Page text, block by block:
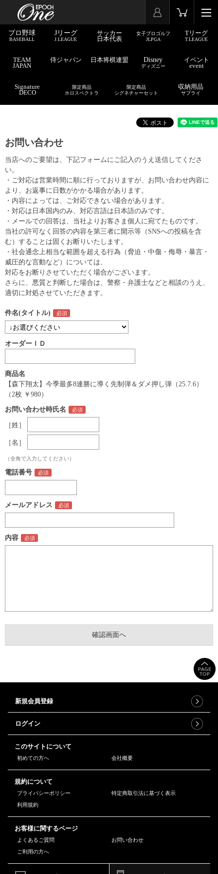
プロ野球
BASEBALL
Jリーグ
J.LEAGUE
サッカー
日本代表
女子プロゴルフ
JLPGA
Tリーグ
T.LEAGUE
TEAM
JAPAN
侍ジャパン 日本将棋連盟 Disney
ディズニー
イベント
event
Signature
DECO
限定商品
ホロスペクトラ
限定商品
シグネチャーセット
収納用品
サプライ
お問い合わせ
当店へのご要望は、下記フォームにご記入のうえ送信してくださ
い。
・ご対応は営業時間に順に行っておりますが、お問い合わせ内容に
より、お返事に日数がかかる場合があります。
・内容によっては、ご対応できない場合があります。
・対応は日本国内のみ、対応言語は日本語のみです。
・メールでの回答は、当社よりお客さま個人に宛てたものです。
当社の許可なく回答の内容を第三者に開示等（SNSへの投稿を含
む）することは固くお断りいたします。
・社会通念上相当な範囲を超える行為（脅迫・中傷・侮辱・暴言・
威圧的な言動など）については、
対応をお断りさせていただく場合がございます。
さらに、悪質と判断した場合は、警察・弁護士などと相談のうえ、
適切に対処させていただきます。
件名(タイトル)
オーダーＩＤ
商品名
【森下翔太】今季最多8連勝に導く先制弾＆ダメ押し弾（25.7.6）
（2枚 ￥980）
お問い合わせ時氏名
［姓］
［名］
（全角で入力してください）
電話番号
メールアドレス
内容
新規会員登録
ログイン
このサイトについて
初めての方へ 会社概要
規約について
プライバシーポリシー
特定商取引法に基づく表示
利用規約
お客様に関するページ
よくあるご質問
お問い合わせ
ご利用の方へ